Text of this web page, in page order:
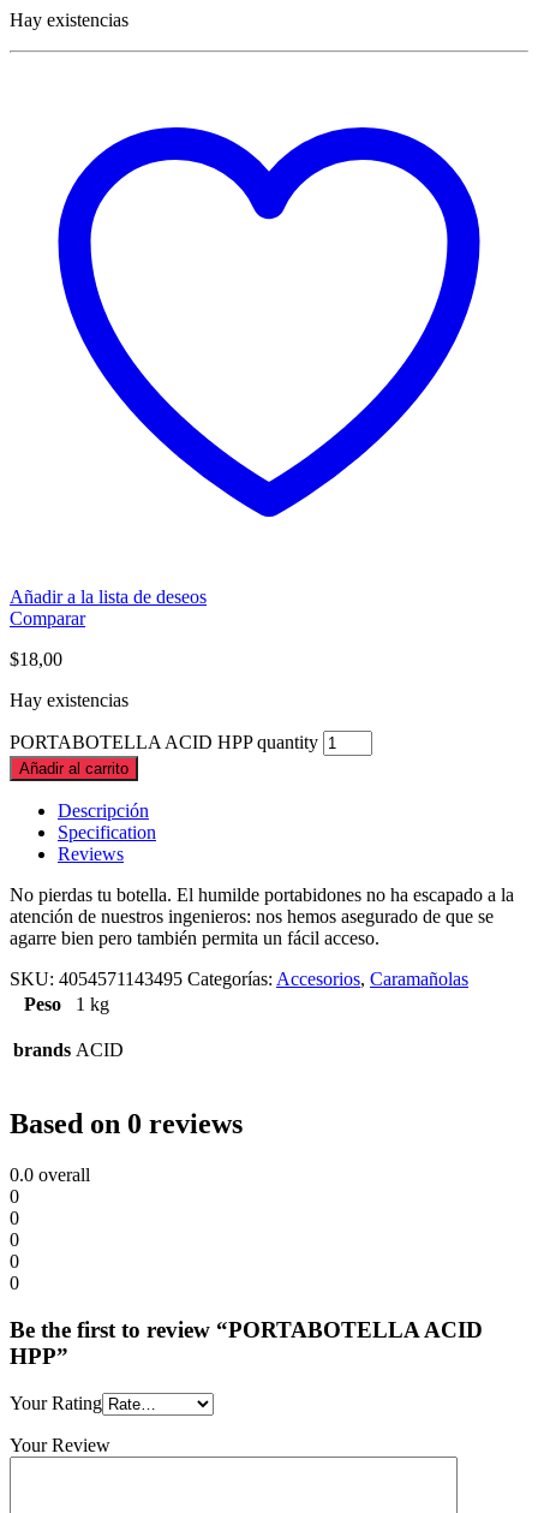
Hay existencias
Añadir a la lista de deseos
Comparar
$18,00
Hay existencias
PORTABOTELLA ACID HPP quantity
Añadir al carrito
Descripción
Specification
Reviews
No pierdas tu botella. El humilde portabidones no ha escapado a la
atención de nuestros ingenieros: nos hemos asegurado de que se
agarre bien pero también permita un fácil acceso.
SKU: 4054571143495 Categorías: Accesorios, Caramañolas
Peso
1 kg
brands ACID
Based on 0 reviews
0.0 overall
0
0
0
0
0
Be the first to review “PORTABOTELLA ACID
HPP”
Your Rating
Your Review